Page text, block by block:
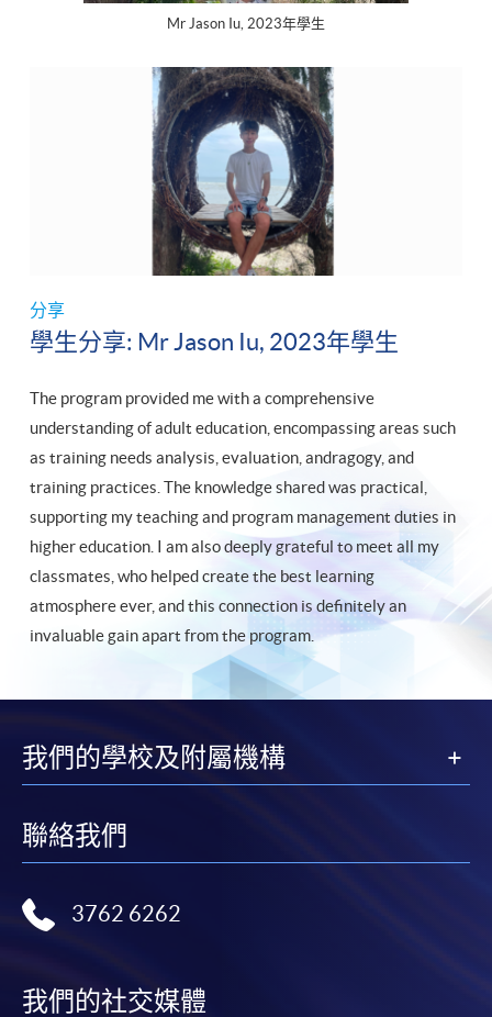
分享
學生分享: Mr Jason Iu, 2023年學生
The program provided me with a comprehensive
understanding of adult education, encompassing areas such
as training needs analysis, evaluation, andragogy, and
training practices. The knowledge shared was practical,
supporting my teaching and program management duties in
higher education. I am also deeply grateful to meet all my
classmates, who helped create the best learning
atmosphere ever, and this connection is definitely an
invaluable gain apart from the program.
Mr Jason Iu, 2023年學生
我們的學校及附屬機構
聯絡我們
3762 6262
我們的社交媒體